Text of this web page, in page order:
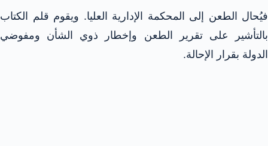
فيُحال الطعن إلى المحكمة الإدارية العليا. ويقوم قلم الكتاب
بالتأشير على تقرير الطعن وإخطار ذوي الشأن ومفوضي
الدولة بقرار الإحالة.